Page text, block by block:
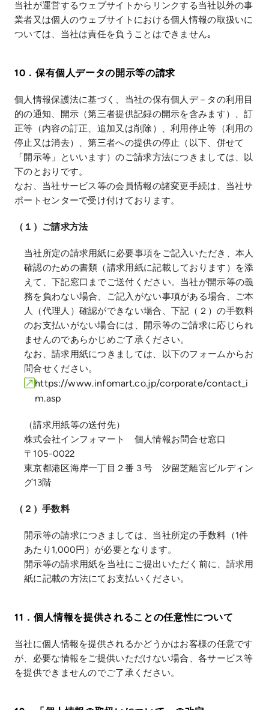
当社が運営するウェブサイトからリンクする当社以外の事
業者又は個人のウェブサイトにおける個人情報の取扱いに
ついては、当社は責任を負うことはできません｡
10．保有個人データの開示等の請求
個人情報保護法に基づく、当社の保有個人デ－タの利用目
的の通知、開示（第三者提供記録の開示を含みます）、訂
正等（内容の訂正、追加又は削除）、利用停止等（利用の
停止又は消去）、第三者への提供の停止（以下、併せて
「開示等」といいます）のご請求方法につきましては、以
下のとおりです。
なお、当社サービス等の会員情報の諸変更手続は、当社サ
ポートセンターで受け付けております。
（１）ご請求方法
当社所定の請求用紙に必要事項をご記入いただき、本人
確認のための書類（請求用紙に記載しております）を添
えて、下記窓口までご送付ください。当社が開示等の義
務を負わない場合、ご記入がない事項がある場合、ご本
人（代理人）確認ができない場合、下記（２）の手数料
のお支払いがない場合には、開示等のご請求に応じられ
ませんのであらかじめご了承ください。
なお、請求用紙につきましては、以下のフォームからお
問合せください。
https://www.infomart.co.jp/corporate/contact_i
m.asp
（請求用紙等の送付先）
株式会社インフォマート 個人情報お問合せ窓口
〒105-0022
東京都港区海岸一丁目２番３号 汐留芝離宮ビルディン
グ13階
（２）手数料
開示等の請求につきましては、当社所定の手数料（1件
あたり1,000円）が必要となります。
開示等の請求用紙を当社にご提出いただく前に、請求用
紙に記載の方法にてお支払いください。
11．個人情報を提供されることの任意性について
当社に個人情報を提供されるかどうかはお客様の任意です
が、必要な情報をご提供いただけない場合、各サービス等
を提供できませんのでご了承ください。